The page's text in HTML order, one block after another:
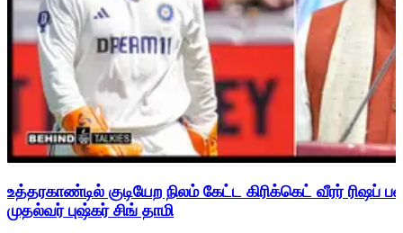
உத்தரகாண்டில் குடியேற நிலம் கேட்ட கிரிக்கெட் வீரர்
முதல்வர் புஷ்கர் சிங் தாமி